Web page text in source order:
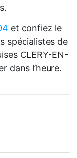
et confiez le
spécialistes de
CLERY-EN-
dans l’heure.